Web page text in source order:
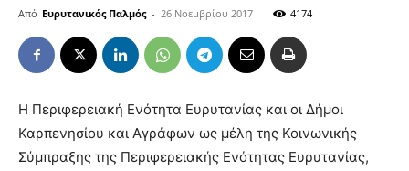
Από Ευρυτανικός Παλμός - 26 Νοεμβρίου 2017 4174
Η Περιφερειακή Ενότητα Ευρυτανίας και οι Δήμοι
Καρπενησίου και Αγράφων ως μέλη της Κοινωνικής
Σύμπραξης της Περιφερειακής Ενότητας Ευρυτανίας,